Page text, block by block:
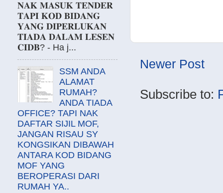
Newer Post
Subscribe to:
𝐍𝐀𝐊 𝐌𝐀𝐒𝐔𝐊 𝐓𝐄𝐍𝐃𝐄𝐑
𝐓𝐀𝐏𝐈 𝐊𝐎𝐃 𝐁𝐈𝐃𝐀𝐍𝐆
𝐘𝐀𝐍𝐆 𝐃𝐈𝐏𝐄𝐑𝐋𝐔𝐊𝐀𝐍
𝐓𝐈𝐀𝐃𝐀 𝐃𝐀𝐋𝐀𝐌 𝐋𝐄𝐒𝐄𝐍
𝐂𝐈𝐃𝐁? - Ha j...
SSM ANDA
ALAMAT
RUMAH?
ANDA TIADA
OFFICE? TAPI NAK
DAFTAR SIJIL MOF,
JANGAN RISAU SY
KONGSIKAN DIBAWAH
ANTARA KOD BIDANG
MOF YANG
BEROPERASI DARI
RUMAH YA..